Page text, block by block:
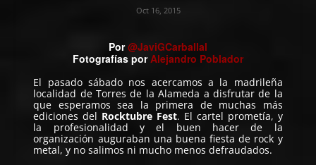
Oct 16, 2015
Por@JaviGCarballal
Fotografías porAlejandro Poblador
El pasado sábado nos acercamos a la madrileña
localidad de Torres de la Alameda a disfrutar de la
que esperamos sea la primera de muchas más
ediciones del Rocktubre Fest. El cartel prometía, y
la profesionalidad y el buen hacer de la
organización auguraban una buena fiesta de rock y
metal, y no salimos ni mucho menos defraudados.